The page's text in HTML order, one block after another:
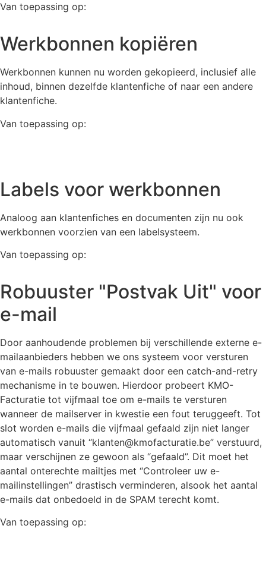
Van toepassing op:
Werkbonnen kopiëren
Werkbonnen kunnen nu worden gekopieerd, inclusief alle
inhoud, binnen dezelfde klantenfiche of naar een andere
klantenfiche.
Van toepassing op:
Labels voor werkbonnen
Analoog aan klantenfiches en documenten zijn nu ook
werkbonnen voorzien van een labelsysteem.
Van toepassing op:
Robuuster "Postvak Uit" voor
e-mail
Door aanhoudende problemen bij verschillende externe e-
mailaanbieders hebben we ons systeem voor versturen
van e-mails robuuster gemaakt door een catch-and-retry
mechanisme in te bouwen. Hierdoor probeert KMO-
Facturatie tot vijfmaal toe om e-mails te versturen
wanneer de mailserver in kwestie een fout teruggeeft. Tot
slot worden e-mails die vijfmaal gefaald zijn niet langer
automatisch vanuit “klanten@kmofacturatie.be” verstuurd,
maar verschijnen ze gewoon als “gefaald”. Dit moet het
aantal onterechte mailtjes met “Controleer uw e-
mailinstellingen” drastisch verminderen, alsook het aantal
e-mails dat onbedoeld in de SPAM terecht komt.
Van toepassing op: